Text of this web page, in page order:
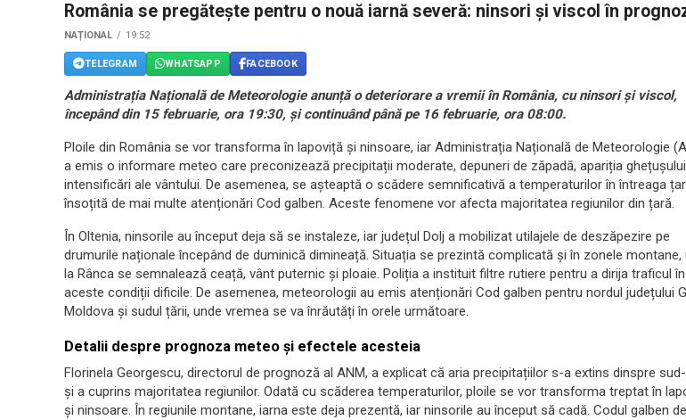
România se pregătește pentru o nouă iarnă severă: ninsori și viscol în
NAȚIONAL 19:52
TELEGRAM WHATSAPP FACEBOOK
Administrația Națională de Meteorologie anunță o deteriorare a vremii în România, cu ninsori și viscol,
începând din 15 februarie, ora 19:30, și continuând până pe 16 februarie, ora 08:00.
Ploile din România se vor transforma în lapoviță și ninsoare, iar Administrația Națională de Meteorologie
a emis o informare meteo care preconizează precipitații moderate, depuneri de zăpadă, apariția
intensificări ale vântului. De asemenea, se așteaptă o scădere semnificativă a temperaturilor în întreaga
însoțită de mai multe atenționări Cod galben. Aceste fenomene vor afecta majoritatea regiunilor din țară.
În Oltenia, ninsorile au început deja să se instaleze, iar județul Dolj a mobilizat utilajele de deszăpezire pe
drumurile naționale începând de duminică dimineață. Situația se prezintă complicată și în zonele montane,
la Rânca se semnalează ceață, vânt puternic și ploaie. Poliția a instituit filtre rutiere pentru a dirija traficul în
aceste condiții dificile. De asemenea, meteorologii au emis atenționări Cod galben pentru nordul județului
Moldova și sudul țării, unde vremea se va înrăutăți în orele următoare.
Detalii despre prognoza meteo și efectele acesteia
Florinela Georgescu, directorul de prognoză al ANM, a explicat că aria precipitațiilor s-a extins dinspre
și a cuprins majoritatea regiunilor. Odată cu scăderea temperaturilor, ploile se vor transforma treptat în
și ninsoare. În regiunile montane, iarna este deja prezentă, iar ninsorile au început să cadă. Codul galben de